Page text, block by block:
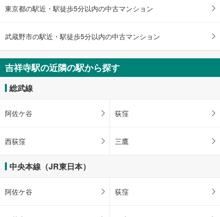
東京都武蔵野市吉祥寺北町1丁目717番6（地番）
東京都の駅近・駅徒歩5分以内の中古マンション
武蔵野市の駅近・駅徒歩5分以内の中古マンション
吉祥寺駅の近隣の駅から探す
総武線
阿佐ケ谷 荻窪
西荻窪 三鷹
中央本線（JR東日本）
阿佐ケ谷 荻窪